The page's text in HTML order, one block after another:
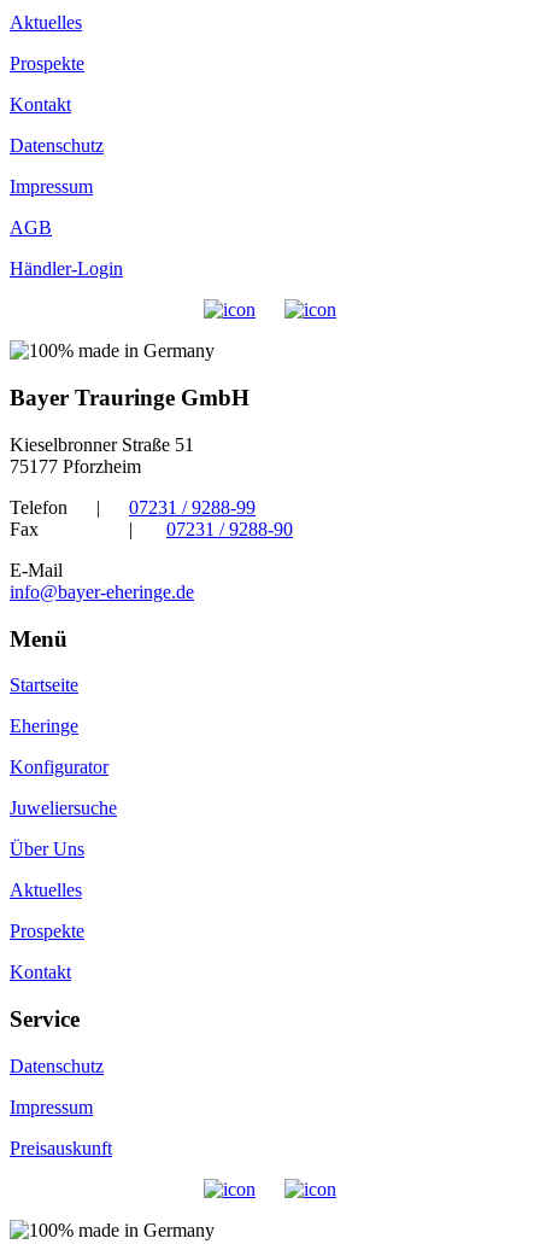
Aktuelles
Prospekte
Kontakt
Datenschutz
Impressum
AGB
Händler-Login
Bayer Trauringe GmbH
Kieselbronner Straße 51
75177 Pforzheim
Telefon
|
07231 / 9288-99
Fax
|
07231 / 9288-90
E-Mail
info@bayer-eheringe.de
Menü
Startseite
Eheringe
Konfigurator
Juweliersuche
Über Uns
Aktuelles
Prospekte
Kontakt
Service
Datenschutz
Impressum
Preisauskunft